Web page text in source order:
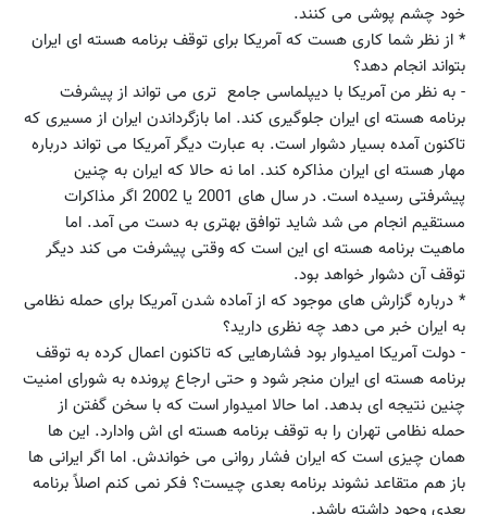
خود چشم پوشی می کنند.
* از نظر شما کاری هست که آمریکا برای توقف برنامه هسته ای ایران
بتواند انجام دهد؟
- به نظر من آمریکا با دیپلماسی جامع تری می تواند از پیشرفت
برنامه هسته ای ایران جلوگیری کند. اما بازگرداندن ایران از مسیری که
تاکنون آمده بسیار دشوار است. به عبارت دیگر آمریکا می تواند درباره
مهار هسته ای ایران مذاکره کند. اما نه حالا که ایران به چنین
پیشرفتی رسیده است. در سال های 2001 یا 2002 اگر مذاکرات
مستقیم انجام می شد شاید توافق بهتری به دست می آمد. اما
ماهیت برنامه هسته ای این است که وقتی پیشرفت می کند دیگر
توقف آن دشوار خواهد بود.
* درباره گزارش های موجود که از آماده شدن آمریکا برای حمله نظامی
به ایران خبر می دهد چه نظری دارید؟
- دولت آمریکا امیدوار بود فشارهایی که تاکنون اعمال کرده به توقف
برنامه هسته ای ایران منجر شود و حتی ارجاع پرونده به شورای امنیت
چنین نتیجه ای بدهد. اما حالا امیدوار است که با سخن گفتن از
حمله نظامی تهران را به توقف برنامه هسته ای اش وادارد. این ها
همان چیزی است که ایران فشار روانی می خواندش. اما اگر ایرانی ها
باز هم متقاعد نشوند برنامه بعدی چیست؟ فکر نمی کنم اصلاً برنامه
بعدی وجود داشته باشد.